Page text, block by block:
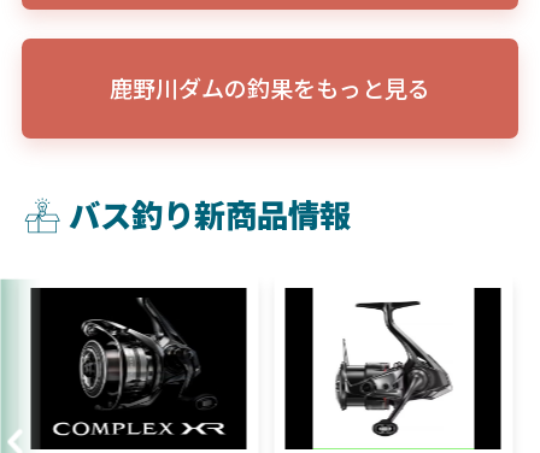
鹿野川ダムの釣果をもっと見る
バス釣り新商品情報